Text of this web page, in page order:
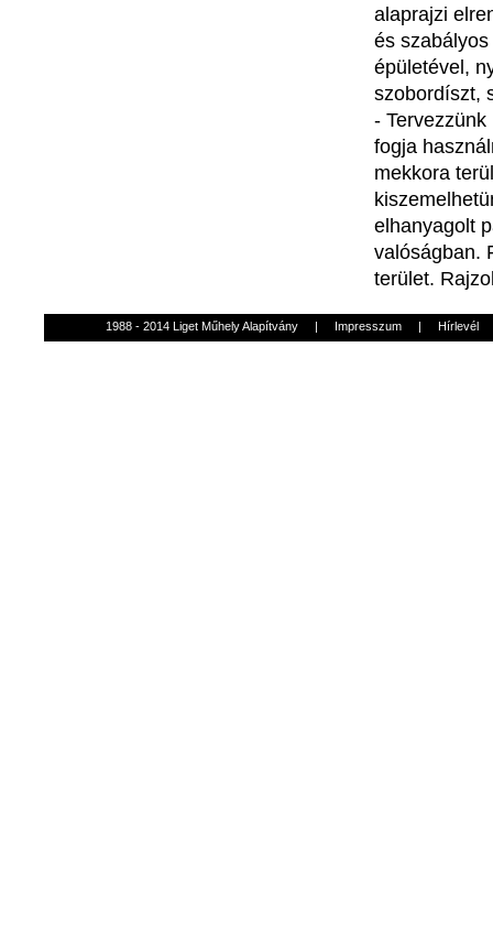
alaprajzi
és
épületével,
szobordíszt,
-
fogja
mekkora
elhanyagolt
valóságban.
terület.
1988 - 2014 Liget Műhely Alapítvány | Impresszum | Hírlevél